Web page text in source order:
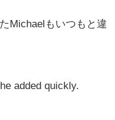
Michaelもいつもと違
added quickly.